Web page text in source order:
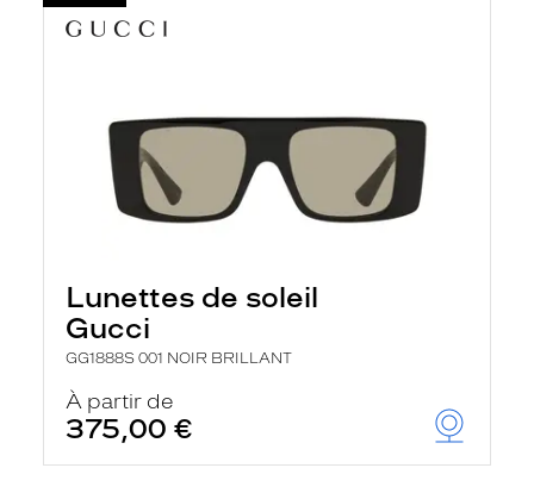
Lunettes de soleil
Gucci
GG1888S 001 NOIR BRILLANT
À partir de
375,00 €